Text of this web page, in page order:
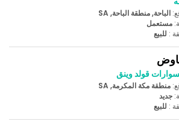
الباحة, منطقة الباحة, SA
مستعمل
: للبيع
قولد وينق
منطقة مكة المكرمة, SA
جديد
: للبيع